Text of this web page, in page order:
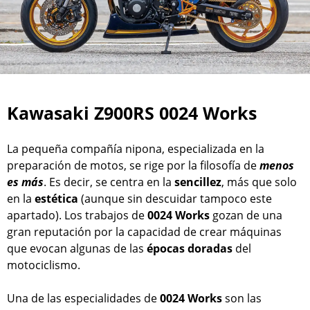
Kawasaki Z900RS 0024 Works
La pequeña compañía nipona, especializada en la
preparación de motos, se rige por la filosofía demenos
es más. Es decir, se centra en la sencillez, más que solo
en la estética (aunque sin descuidar tampoco este
apartado). Los trabajos de0024 Works gozan de una
gran reputación por la capacidad de crear máquinas
que evocan algunas de las épocasdoradas del
motociclismo.
Una de las especialidades de0024 Worksson las